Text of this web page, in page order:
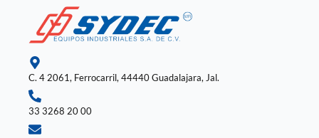
o
o
k
g
r
a
d
i
n
b
e
C. 4 2061, Ferrocarril, 44440 Guadalajara, Jal.
33 3268 20 00